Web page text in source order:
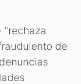
"rechaza
de